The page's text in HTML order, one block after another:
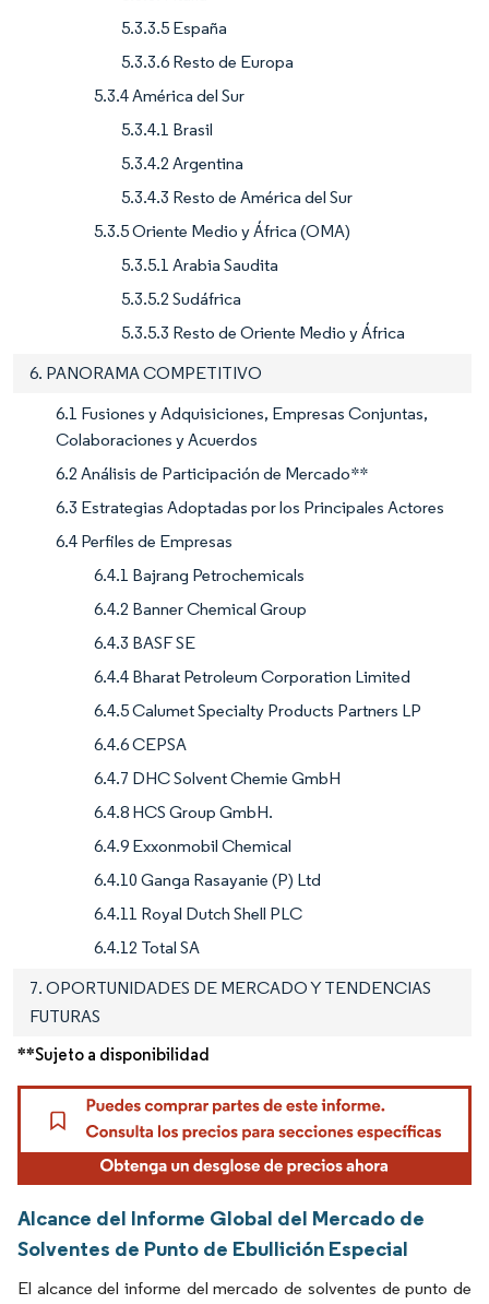
5.3.3.5 España
5.3.3.6 Resto de Europa
5.3.4 América del Sur
5.3.4.1 Brasil
5.3.4.2 Argentina
5.3.4.3 Resto de América del Sur
5.3.5 Oriente Medio y África (OMA)
5.3.5.1 Arabia Saudita
5.3.5.2 Sudáfrica
5.3.5.3 Resto de Oriente Medio y África
6. PANORAMA COMPETITIVO
6.1 Fusiones y Adquisiciones, Empresas Conjuntas,
Colaboraciones y Acuerdos
6.2 Análisis de Participación de Mercado**
6.3 Estrategias Adoptadas por los Principales Actores
6.4 Perfiles de Empresas
6.4.1 Bajrang Petrochemicals
6.4.2 Banner Chemical Group
6.4.3 BASF SE
6.4.4 Bharat Petroleum Corporation Limited
6.4.5 Calumet Specialty Products Partners LP
6.4.6 CEPSA
6.4.7 DHC Solvent Chemie GmbH
6.4.8 HCS Group GmbH.
6.4.9 Exxonmobil Chemical
6.4.10 Ganga Rasayanie (P) Ltd
6.4.11 Royal Dutch Shell PLC
6.4.12 Total SA
7. OPORTUNIDADES DE MERCADO Y TENDENCIAS
FUTURAS
**Sujeto a disponibilidad
Alcance del Informe Global del Mercado de
Solventes de Punto de Ebullición Especial
El alcance del informe del mercado de solventes de punto de